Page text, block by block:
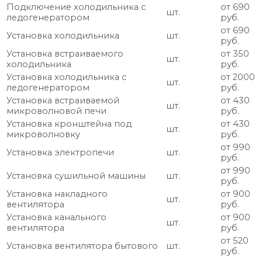
Подключение холодильника с
ледогенератором
шт.
от 690
руб.
Установка холодильника
шт.
от 690
руб.
Установка встраиваемого
холодильника
шт.
от 350
руб.
Установка холодильника с
ледогенератором
шт.
от 2000
руб.
Установка встраиваемой
микроволновой печи
шт.
от 430
руб.
Установка кронштейна под
микроволновку
шт.
от 430
руб.
Установка электропечи
шт.
от 990
руб.
Установка сушильной машины
шт.
от 990
руб.
Установка накладного
вентилятора
шт.
от 900
руб.
Установка канального
вентилятора
шт.
от 900
руб.
Установка вентилятора бытового
шт.
от 520
руб.